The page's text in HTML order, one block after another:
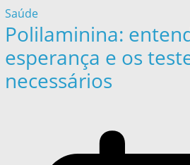
Saúde
Polilaminina:
esperança e os
necessários